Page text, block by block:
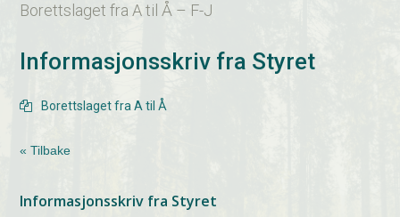
Borettslaget fra A til Å – F-J
Informasjonsskriv fra Styret
 Borettslaget fra A til Å
« Tilbake
Informasjonsskriv fra Styret